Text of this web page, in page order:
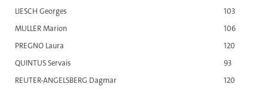
LIESCH Georges
103
MULLER Marion
106
PREGNO Laura
120
QUINTUS Servais
93
REUTER-ANGELSBERG Dagmar
120